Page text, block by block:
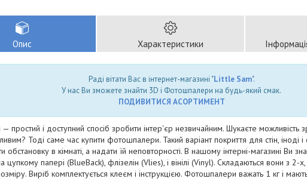
Опис Характеристики
Раді вітати Вас в інтернет-магазині "Little Sam".
У нас Ви зможете знайти 3D і Фотошпалери на будь-який смак.
ПОДИВИТИСЯ АСОРТИМЕНТ
простий і доступний спосіб зробити інтер'єр незвичайним. Шукаєте можливість
Тоді саме час купити фотошпалери. Такий варіант покриття для стін, іноді і
обстановку в кімнаті, а надати їй неповторності. В нашому інтерні-магазині Ви
цупкому папері (BlueBack), флізелін (Vlies), і вінілі (Vinyl). Складаються вони з 2-
Виріб комплектується клеєм і інструкцією. Фотошпалери важать 1 кг і